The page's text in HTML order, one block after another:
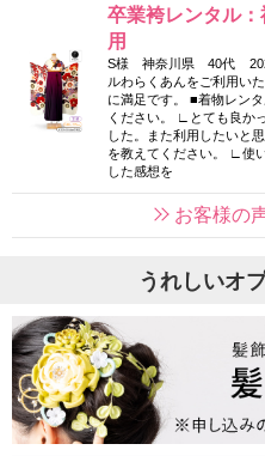
卒業袴レンタル
用
S様 神奈川県 40代
ルわらくあんをご利用い
に満足です。 ■着物レン
ください。 ∟とても良か
した。また利用したいと
を教えてください。 ∟使
した感想を
お客様の
うれしいオ